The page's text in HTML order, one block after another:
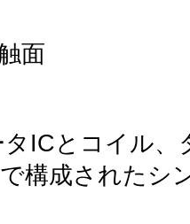
面
ICとコイル、
構成されたシ